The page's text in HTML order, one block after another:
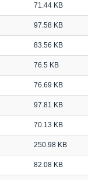
71.44 KB
97.58 KB
83.56 KB
76.5 KB
76.69 KB
97.81 KB
70.13 KB
250.98 KB
82.08 KB